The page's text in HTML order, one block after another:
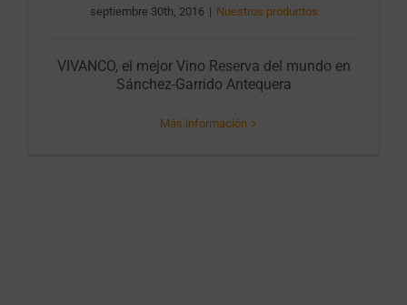
septiembre 30th, 2016 | Nuestros productos
VIVANCO, el mejor Vino Reserva del mundo en
Sánchez-Garrido Antequera
Más información